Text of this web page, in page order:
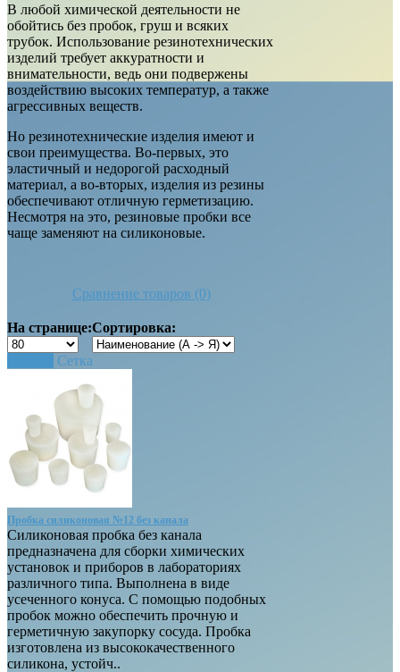
В любой химической деятельности не
обойтись без пробок, груш и всяких
трубок. Использование резинотехнических
изделий требует аккуратности и
внимательности, ведь они подвержены
воздействию высоких температур, а также
агрессивных веществ.
Но резинотехнические изделия имеют и
свои преимущества. Во-первых, это
эластичный и недорогой расходный
материал, а во-вторых, изделия из резины
обеспечивают отличную герметизацию.
Несмотря на это, резиновые пробки все
чаще заменяют на силиконовые.
Сравнение товаров (0)
На странице:Сортировка:
Сетка
Пробка силиконовая №12 без канала
Силиконовая пробка без канала
предназначена для сборки химических
установок и приборов в лабораториях
различного типа. Выполнена в виде
усеченного конуса. С помощью подобных
пробок можно обеспечить прочную и
герметичную закупорку сосуда. Пробка
изготовлена из высококачественного
силикона, устойч..